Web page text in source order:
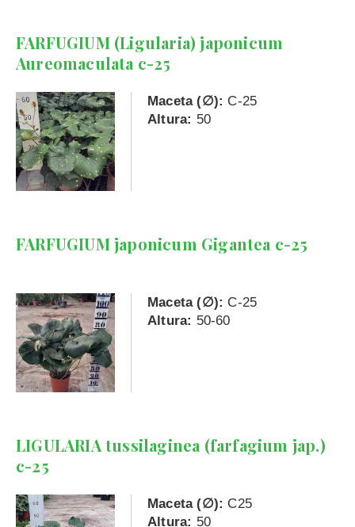
FARFUGIUM (Ligularia) japonicum
Aureomaculata c-25
Maceta (∅): C-25
Altura: 50
FARFUGIUM japonicum Gigantea c-25
Maceta (∅): C-25
Altura: 50-60
LIGULARIA tussilaginea (farfagium jap.)
c-25
Maceta (∅): C25
Altura: 50